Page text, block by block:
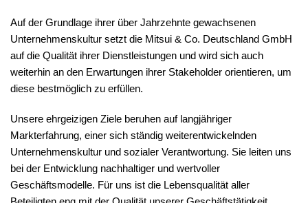
Auf der Grundlage ihrer über Jahrzehnte gewachsenen
Unternehmenskultur setzt die Mitsui & Co. Deutschland GmbH
auf die Qualität ihrer Dienstleistungen und wird sich auch
weiterhin an den Erwartungen ihrer Stakeholder orientieren, um
diese bestmöglich zu erfüllen.
Unsere ehrgeizigen Ziele beruhen auf langjähriger
Markterfahrung, einer sich ständig weiterentwickelnden
Unternehmenskultur und sozialer Verantwortung. Sie leiten uns
bei der Entwicklung nachhaltiger und wertvoller
Geschäftsmodelle. Für uns ist die Lebensqualität aller